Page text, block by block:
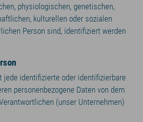
physiologischen, genetischen,
kulturellen oder sozialen
Person sind, identifiziert werden
jede identifizierte oder identifizierbare
personenbezogene Daten von dem
(unser Unternehmen)